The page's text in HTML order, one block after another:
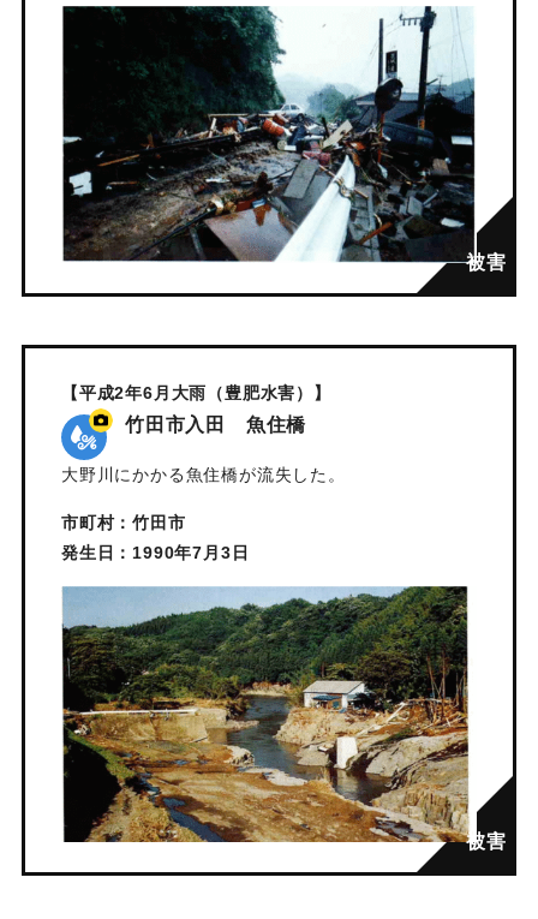
【平成2年6月大雨（豊肥水害）】
竹田市入田 魚住橋
大野川にかかる魚住橋が流失した。
市町村：竹田市
発生日：1990年7月3日